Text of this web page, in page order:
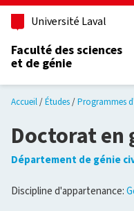
Université Laval
Faculté des sciences
et de génie
Accueil Études Programmes
Doctorat en
Département de génie
Discipline d'appartenance: